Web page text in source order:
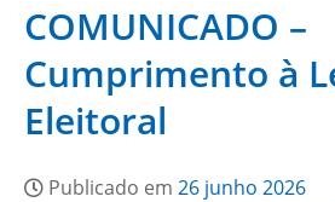
COMUNICADO –
Cumprimento à
Eleitoral
Publicado em 26 junho 2026